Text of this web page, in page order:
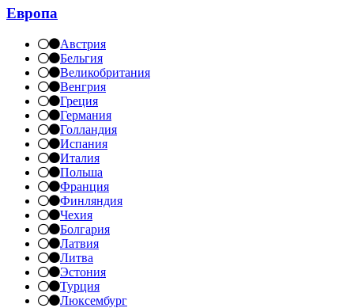
Европа
Австрия
Бельгия
Великобритания
Венгрия
Греция
Германия
Голландия
Испания
Италия
Польша
Франция
Финляндия
Чехия
Болгария
Латвия
Литва
Эстония
Турция
Люксембург